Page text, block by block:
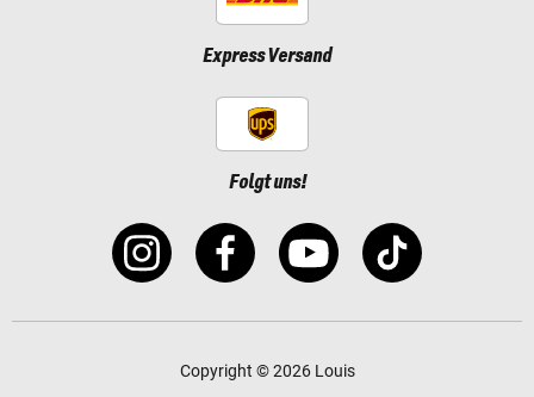
Express Versand
Folgt uns!
Copyright © 2026 Louis